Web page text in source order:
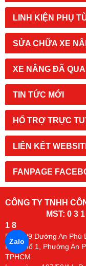
LINH KIỆN PHỤ
SỬA CHỮA XE
XE NÂNG ĐÃ
TIN TỨC MỚI
HỔ TRỢ TRỰC
LIÊN KẾT
FANPAGE
CÔNG TY TNHH
MST: 0 3 1 4
1 8
Đc:
94/9 Đường An Phú
Khu Phố 1, Phường An
TPHCM
Zalo